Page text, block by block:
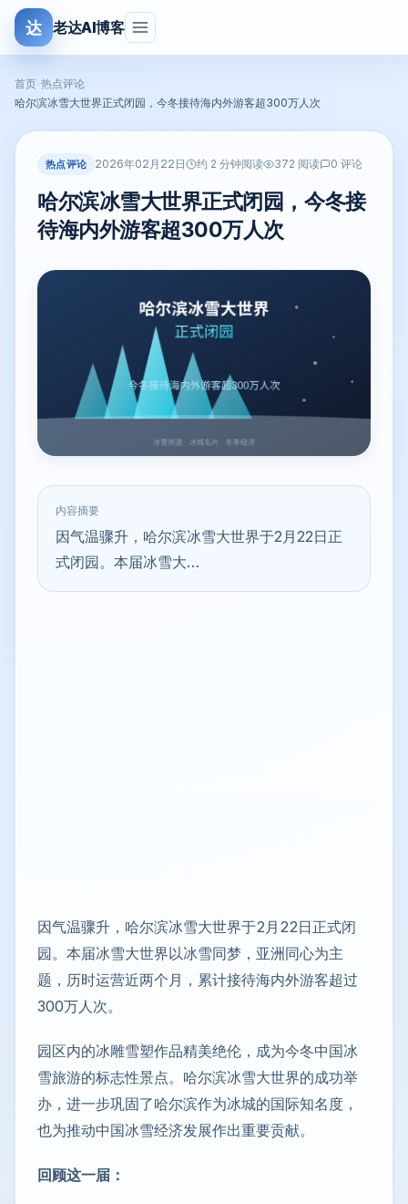
达 老达AI博客
首页 热点评论
哈尔滨冰雪大世界正式闭园，今冬接待海内外游客超300万人次
热点评论 2026年02月22日 约 2 分钟阅读 372 阅读 0 评论
哈尔滨冰雪大世界正式闭园，今冬接
待海内外游客超300万人次
内容摘要
因气温骤升，哈尔滨冰雪大世界于2月22日正
式闭园。本届冰雪大…
因气温骤升，哈尔滨冰雪大世界于2月22日正式闭
园。本届冰雪大世界以冰雪同梦，亚洲同心为主
题，历时运营近两个月，累计接待海内外游客超过
300万人次。
园区内的冰雕雪塑作品精美绝伦，成为今冬中国冰
雪旅游的标志性景点。哈尔滨冰雪大世界的成功举
办，进一步巩固了哈尔滨作为冰城的国际知名度，
也为推动中国冰雪经济发展作出重要贡献。
回顾这一届：